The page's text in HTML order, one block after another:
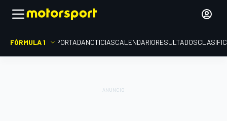
FÓRMULA 1 PORTADANOTICIASCALENDARIORESULTADOS